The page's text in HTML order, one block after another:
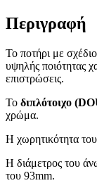
Περιγραφή
Το ποτήρι με
υψηλής ποιότητας
επιστρώσεις.
Το διπλότοιχο
χρώμα.
Η χωρητικότητα
Η διάμετρος του
του 93mm.